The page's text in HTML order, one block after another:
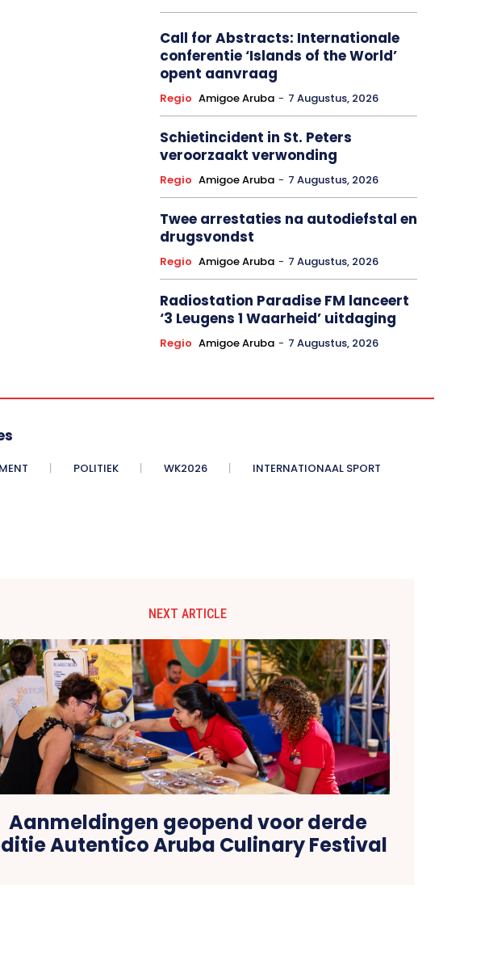
Call for Abstracts: Internationale
conferentie ‘Islands of the World’
opent aanvraag
Regio Amigoe Aruba - 7 Augustus, 2026
Schietincident in St. Peters
veroorzaakt verwonding
Regio Amigoe Aruba - 7 Augustus, 2026
Twee arrestaties na autodiefstal en
drugsvondst
Regio Amigoe Aruba - 7 Augustus, 2026
Radiostation Paradise FM lanceert
‘3 Leugens 1 Waarheid’ uitdaging
Regio Amigoe Aruba - 7 Augustus, 2026
POLITIEK WK2026 INTERNATIONAAL SPORT
NEXT ARTICLE
Aanmeldingen geopend voor derde
Autentico Aruba Culinary Festival